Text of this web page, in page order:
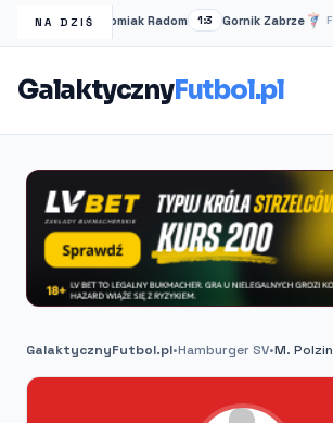
NA DZIŚ
FT Radomiak Radom 1:3 Gornik Zabrze FT
GalaktycznyFutbol.pl
GalaktycznyFutbol.pl•Hamburger SV•M. Polzin